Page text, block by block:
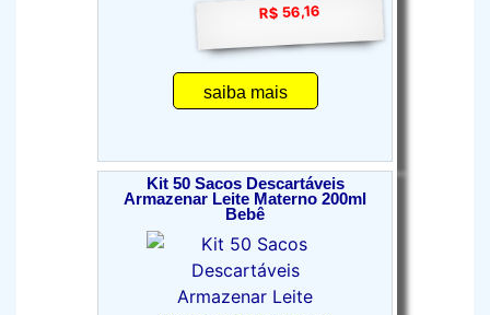
R$ 56,16
saiba mais
Kit 50 Sacos Descartáveis
Armazenar Leite Materno 200ml
Bebê